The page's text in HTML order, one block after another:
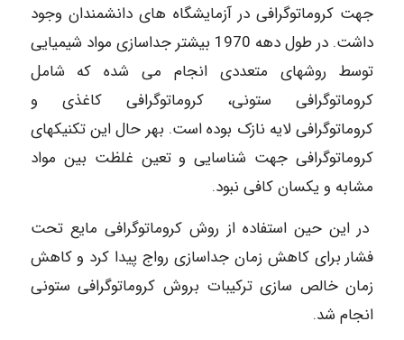
جهت کروماتوگرافی در آزمایشگاه های دانشمندان وجود
داشت. در طول دهه 1970 بیشتر جداسازی مواد شیمیایی
توسط روشهای متعددی انجام می شده که شامل
کروماتوگرافی ستونی، کروماتوگرافی کاغذی و
کروماتوگرافی لایه نازک بوده است. بهر حال این تکنیکهای
کروماتوگرافی جهت شناسایی و تعین غلظت بین مواد
مشابه و یکسان کافی نبود.
در این حین استفاده از روش کروماتوگرافی مایع تحت
فشار برای کاهش زمان جداسازی رواج پیدا کرد و کاهش
زمان خالص سازی ترکیبات بروش کروماتوگرافی ستونی
انجام شد.